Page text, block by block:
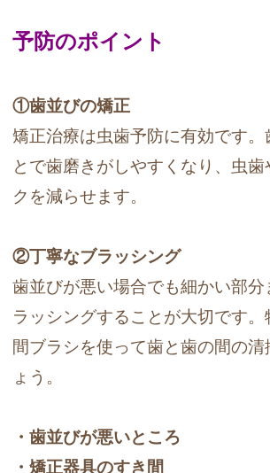
予防のポイント
①歯並びの矯正
矯正治療は虫歯予防に有効です。
とで歯磨きがしやすくなり、虫
クを減らせます。
②丁寧なブラッシング
歯並びが悪い場合でも細かい部
ラッシングすることが大切です
間ブラシを使って歯と歯の間の清
ょう。
・歯並びが悪いところ
・矯正器具のすき間